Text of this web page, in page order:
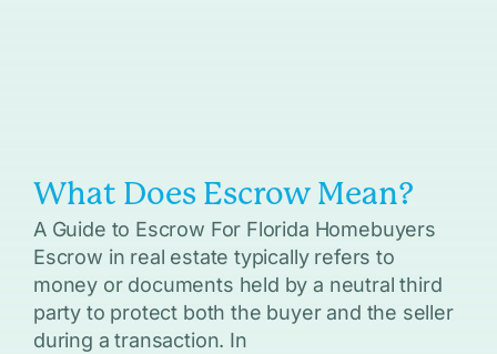
What Does Escrow Mean?
A Guide to Escrow For Florida Homebuyers
Escrow in real estate typically refers to
money or documents held by a neutral third
party to protect both the buyer and the seller
during a transaction. In